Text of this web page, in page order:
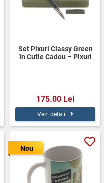
Set Pixuri Classy Green
în Cutie Cadou – Pixuri
175.00 Lei
Vezi detalii
Nou